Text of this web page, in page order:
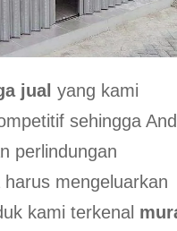
jualyang kami
sehingga
perlindungan
mengeluarkan
kami terkenal